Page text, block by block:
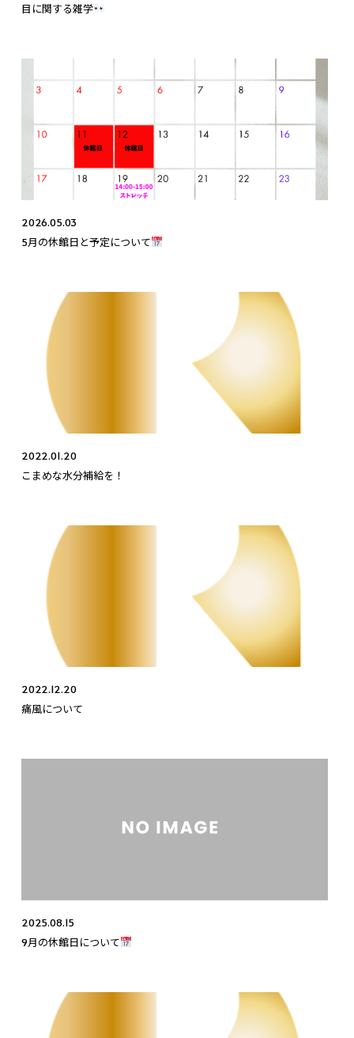
目に関する雑学
2026.05.03
5月の休館日と予定について
2022.01.20
こまめな水分補給を！
2022.12.20
痛風について
2025.08.15
9月の休館日について